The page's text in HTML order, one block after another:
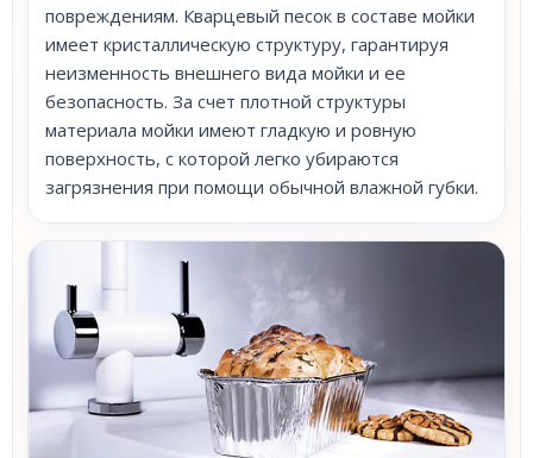
повреждениям. Кварцевый песок в составе мойки
имеет кристаллическую структуру, гарантируя
неизменность внешнего вида мойки и ее
безопасность. За счет плотной структуры
материала мойки имеют гладкую и ровную
поверхность, с которой легко убираются
загрязнения при помощи обычной влажной губки.